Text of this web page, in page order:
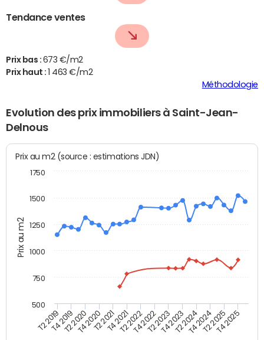
Tendance ventes
Prix bas : 673 €/m2
Prix haut :
1 463 €/m2
Méthodologie
Evolution des prix immobiliers à Saint-Jean-
Delnous
Prix au m2
Prix au m2 (source : estimations JDN)
T2 2019T4 2019T2 2020T4 2020T2 2021T4 2021T2 2022T4 2022T2 2023T4 2023T2 2024T4 2024T2 2025T4 2025
500
750
1000
1250
1500
1750